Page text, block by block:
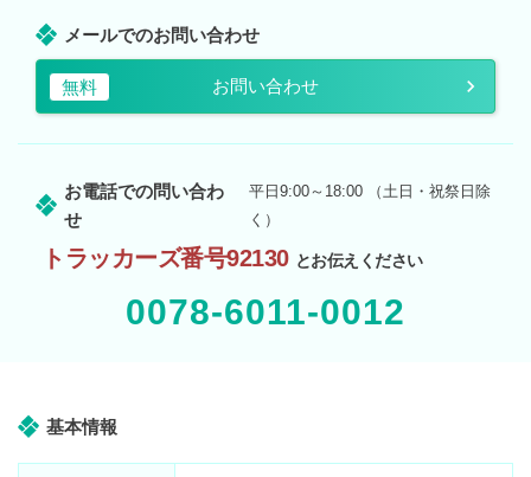
メールでのお問い合わせ
無料 お問い合わせ
お電話での問い合わ
せ
平日9:00～18:00 （土日・祝祭日除
く）
トラッカーズ番号92130 とお伝えください
0078-6011-0012
基本情報